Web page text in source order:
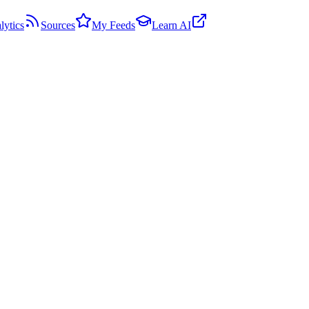
Sources My Feeds
Learn AI